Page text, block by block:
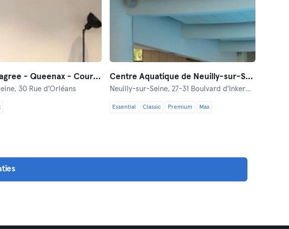
Le Studio Lagree - Queenax - Cours collectifs
30 Rue d'Orléans
Centre Aquatique de Neuilly-sur-Seine
Neuilly-sur-Seine,27-31 Boulvard d'Inkermann
Essential Classic Premium Max